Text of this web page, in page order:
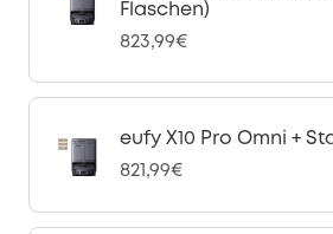
Flaschen)
823,99€
eufy X10 Pro Omni +
821,99€